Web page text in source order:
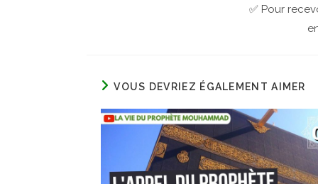
✅ Pour
VOUS DEVRIEZ ÉGALEMENT AIMER